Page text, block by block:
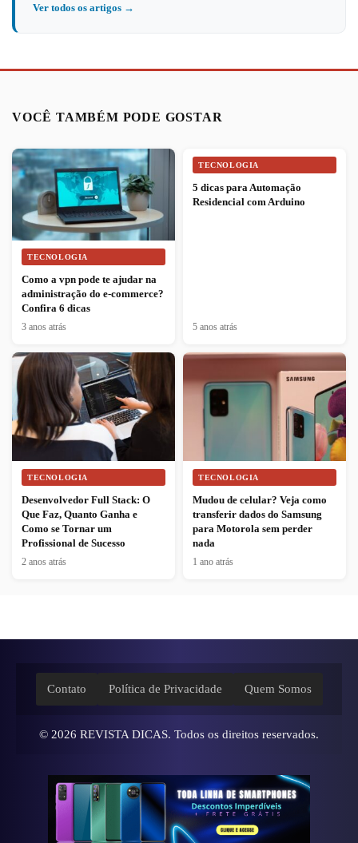
Ver todos os artigos →
VOCÊ TAMBÉM PODE GOSTAR
TECNOLOGIA
Como a vpn pode te ajudar na
administração do e-commerce?
Confira 6 dicas
3 anos atrás
TECNOLOGIA
5 dicas para Automação
Residencial com Arduino
5 anos atrás
TECNOLOGIA
Desenvolvedor Full Stack: O
Que Faz, Quanto Ganha e
Como se Tornar um
Profissional de Sucesso
2 anos atrás
TECNOLOGIA
Mudou de celular? Veja como
transferir dados do Samsung
para Motorola sem perder
nada
1 ano atrás
Contato Política de Privacidade Quem Somos
© 2026 REVISTA DICAS. Todos os direitos reservados.